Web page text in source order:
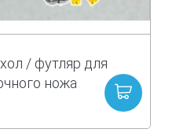
/ футляр для
ножа